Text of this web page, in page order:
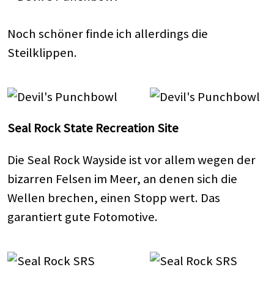
Noch schöner finde ich allerdings die
Steilklippen.
Seal Rock State Recreation Site
Die Seal Rock Wayside ist vor allem wegen der
bizarren Felsen im Meer, an denen sich die
Wellen brechen, einen Stopp wert. Das
garantiert gute Fotomotive.